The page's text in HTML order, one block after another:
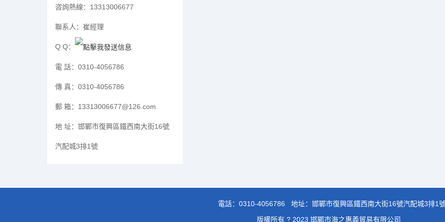
咨詢熱線： 13313006677
聯系人： 崔經理
Q Q：
電 話： 0310-4056786
傳 真： 0310-4056786
郵 箱： 13313006677@126.com
地 址： 邯鄲市復興區鐵西南大街16號
汽配城3排1號
電話： 0310-4056786
地址：邯鄲市復興區鐵西南大街16號汽配城3排1
版權所有 ? 2023 邯鄲市海之惠義貿易有限公司